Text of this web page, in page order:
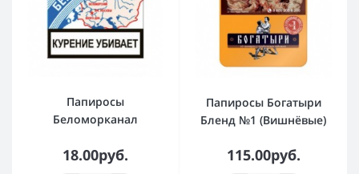
Папиросы
Беломорканал
18.00руб.
Папиросы Богатыри
Бленд №1 (Вишнёвые)
115.00руб.